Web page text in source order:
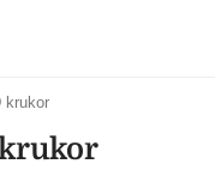
krukor